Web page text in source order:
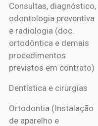
Consultas, diagnóstico,
odontologia preventiva
e radiologia (doc.
ortodôntica e demais
procedimentos
previstos em contrato)
Dentística e cirurgias
Ortodontia (Instalação
de aparelho e